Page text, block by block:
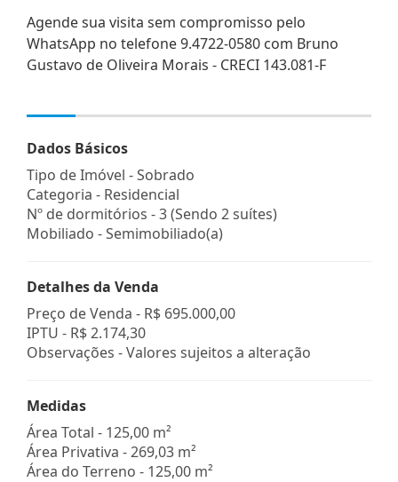
Agende sua visita sem compromisso pelo
WhatsApp no telefone 9.4722-0580 com Bruno
Gustavo de Oliveira Morais - CRECI 143.081-F
Dados Básicos
Tipo de Imóvel - Sobrado
Categoria - Residencial
Nº de dormitórios - 3 (Sendo 2 suítes)
Mobiliado - Semimobiliado(a)
Detalhes da Venda
Preço de Venda - R$ 695.000,00
IPTU - R$ 2.174,30
Observações - Valores sujeitos a alteração
Medidas
Área Total - 125,00 m²
Área Privativa - 269,03 m²
Área do Terreno - 125,00 m²